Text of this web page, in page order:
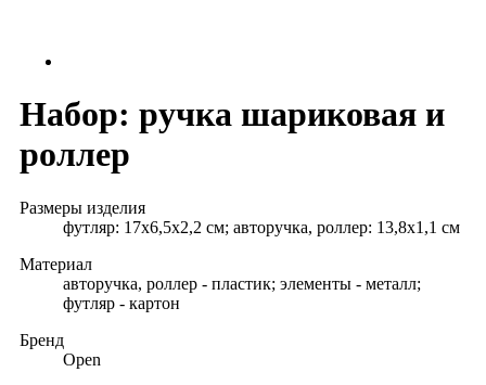
Набор: ручка шариковая и
роллер
Размеры изделия
футляр: 17х6,5х2,2 см; авторучка, роллер: 13,8х1,1 см
Материал
авторучка, роллер - пластик; элементы - металл;
футляр - картон
Бренд
Open